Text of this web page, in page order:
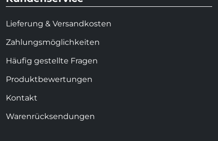
Lieferung & Versandkosten
Zahlungsmöglichkeiten
Häufig gestellte Fragen
Produktbewertungen
Kontakt
Warenrücksendungen